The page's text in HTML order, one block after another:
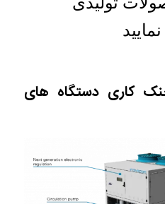
کاری دستگاه های